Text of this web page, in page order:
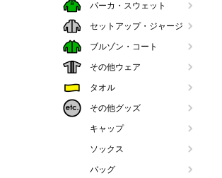
パーカ・スウェット
セットアップ・ジャージ
ブルゾン・コート
その他ウェア
タオル
その他グッズ
キャップ
ソックス
バッグ